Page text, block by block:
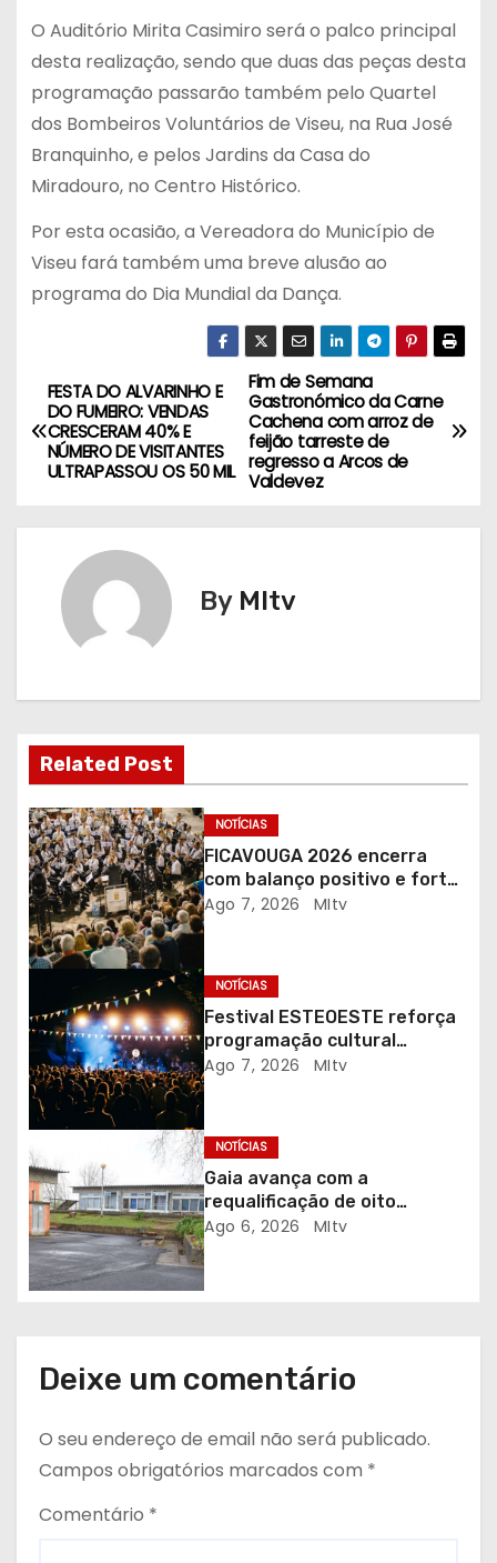
O Auditório Mirita Casimiro será o palco principal
desta realização, sendo que duas das peças desta
programação passarão também pelo Quartel
dos Bombeiros Voluntários de Viseu, na Rua José
Branquinho, e pelos Jardins da Casa do
Miradouro, no Centro Histórico.
Por esta ocasião, a Vereadora do Município de
Viseu fará também uma breve alusão ao
programa do Dia Mundial da Dança.
N
a
v
e
o
d
e
a
r
i
g
o
s
Fim de Semana
Gastronómico da Carne
Cachena com arroz de
feijão tarreste de
regresso a Arcos de
Valdevez
FESTA DO ALVARINHO E
DO FUMEIRO: VENDAS
CRESCERAM 40% E
NÚMERO DE VISITANTES
ULTRAPASSOU OS 50 MIL
By MItv
Related Post
NOTÍCIAS
FICAVOUGA 2026 encerra
com balanço positivo e forte
adesão da comunidade
Ago 7, 2026 MItv
NOTÍCIAS
Festival ESTEOESTE reforça
programação cultural
gratuita em Braga
Ago 7, 2026 MItv
NOTÍCIAS
Gaia avança com a
requalificação de oito
escolas prioritárias
Ago 6, 2026 MItv
Deixe um comentário
O seu endereço de email não será publicado.
Campos obrigatórios marcados com *
Comentário *